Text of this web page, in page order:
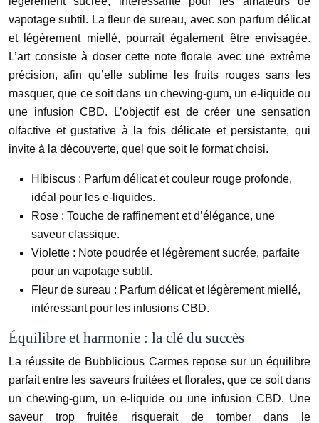
vapotage subtil. La fleur de sureau, avec son parfum délicat
et légèrement miellé, pourrait également être envisagée.
L’art consiste à doser cette note florale avec une extrême
précision, afin qu’elle sublime les fruits rouges sans les
masquer, que ce soit dans un chewing-gum, un e-liquide ou
une infusion CBD. L’objectif est de créer une sensation
olfactive et gustative à la fois délicate et persistante, qui
invite à la découverte, quel que soit le format choisi.
Hibiscus : Parfum délicat et couleur rouge profonde,
idéal pour les e-liquides.
Rose : Touche de raffinement et d’élégance, une
saveur classique.
Violette : Note poudrée et légèrement sucrée, parfaite
pour un vapotage subtil.
Fleur de sureau : Parfum délicat et légèrement miellé,
intéressant pour les infusions CBD.
Équilibre et harmonie : la clé du succès
La réussite de Bubblicious Carmes repose sur un équilibre
parfait entre les saveurs fruitées et florales, que ce soit dans
un chewing-gum, un e-liquide ou une infusion CBD. Une
saveur trop fruitée risquerait de tomber dans le